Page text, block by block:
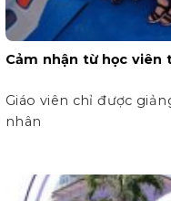
Cảm nhận từ học viên
Giáo viên chỉ được
nhân